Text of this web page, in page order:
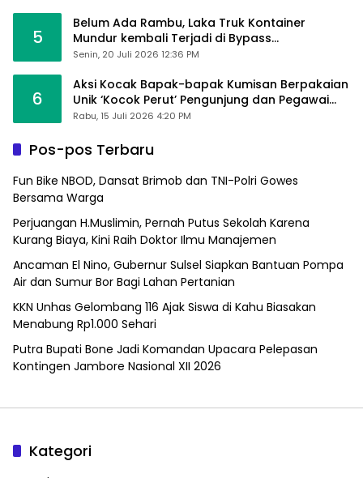
5
Belum Ada Rambu, Laka Truk Kontainer
Mundur kembali Terjadi di Bypass
Sumpallabbu
Senin, 20 Juli 2026 12:36 PM
6
Aksi Kocak Bapak-bapak Kumisan Berpakaian
Unik ‘Kocok Perut’ Pengunjung dan Pegawai
Alfamart, Ngaku Aktifkan Layar Sentuh Atm
Rabu, 15 Juli 2026 4:20 PM
Pos-pos Terbaru
Fun Bike NBOD, Dansat Brimob dan TNI-Polri Gowes
Bersama Warga
Perjuangan H.Muslimin, Pernah Putus Sekolah Karena
Kurang Biaya, Kini Raih Doktor Ilmu Manajemen
Ancaman El Nino, Gubernur Sulsel Siapkan Bantuan Pompa
Air dan Sumur Bor Bagi Lahan Pertanian
KKN Unhas Gelombang 116 Ajak Siswa di Kahu Biasakan
Menabung Rp1.000 Sehari
Putra Bupati Bone Jadi Komandan Upacara Pelepasan
Kontingen Jambore Nasional XII 2026
Kategori